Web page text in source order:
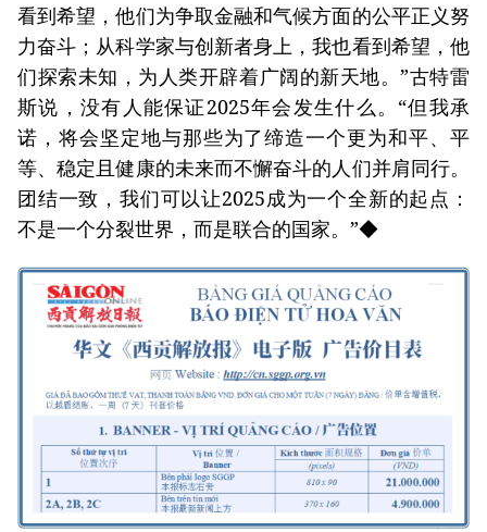
看到希望，他们为争取金融和气候方面的公平正义努
力奋斗；从科学家与创新者身上，我也看到希望，他
们探索未知，为人类开辟着广阔的新天地。”古特雷
斯说，没有人能保证2025年会发生什么。“但我承
诺，将会坚定地与那些为了缔造一个更为和平、平
等、稳定且健康的未来而不懈奋斗的人们并肩同行。
团结一致，我们可以让2025成为一个全新的起点：
不是一个分裂世界，而是联合的国家。”◆